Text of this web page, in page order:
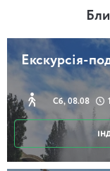
Екскурсія-
Сб, 08.08